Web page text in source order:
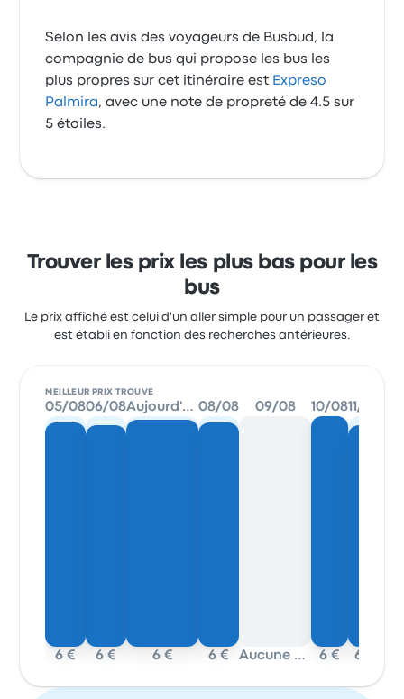
Selon les avis des voyageurs de Busbud, la
compagnie de bus qui propose les bus les
plus propres sur cet itinéraire est Expreso
Palmira, avec une note de propreté de 4.5 sur
5 étoiles.
Trouver les prix les plus bas pour les
bus
Le prix affiché est celui d'un aller simple pour un passager et
est établi en fonction des recherches antérieures.
MEILLEUR PRIX TROUVÉ
05/08
6 €
06/08
6 €
Aujourd'hui
6 €
08/08
6 €
09/08
Aucune donnée
10/08
6 €
11/08
6 €